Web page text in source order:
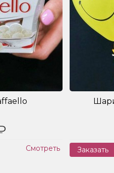
Смотреть Заказать